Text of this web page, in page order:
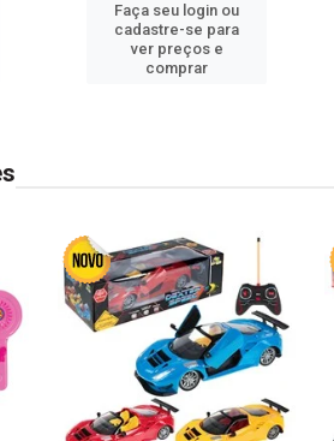
Faça seu login ou
cadastre-se para
ver preços e
comprar